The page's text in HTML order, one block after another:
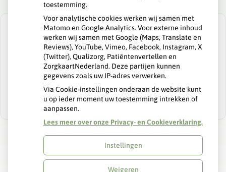
U heeft geen toestemming gegeven voor
externe inhouddie nodig is om dit te
zien.
Cookie-instellingen wijzigen
Uw Zorg Online|Beheer
toestemming.
Voor analytische cookies werken wij samen met
Matomo en Google Analytics. Voor externe inhoud
werken wij samen met Google (Maps, Translate en
Reviews), YouTube, Vimeo, Facebook, Instagram, X
(Twitter), Qualizorg, Patiëntenvertellen en
ZorgkaartNederland. Deze partijen kunnen
gegevens zoals uw IP-adres verwerken.
Via Cookie-instellingen onderaan de website kunt
u op ieder moment uw toestemming intrekken of
aanpassen.
Lees meer over onze Privacy- en Cookieverklaring.
Instellingen
Weigeren